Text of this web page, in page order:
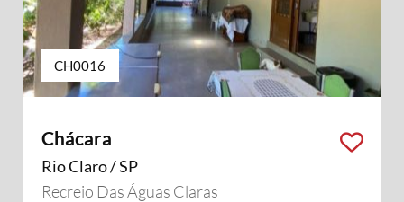
CH0016
Chácara
Rio Claro / SP
Recreio Das Águas Claras